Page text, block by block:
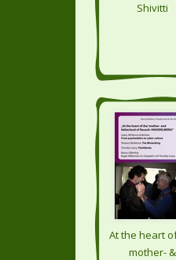
Shivitti
At the heart
mother- &